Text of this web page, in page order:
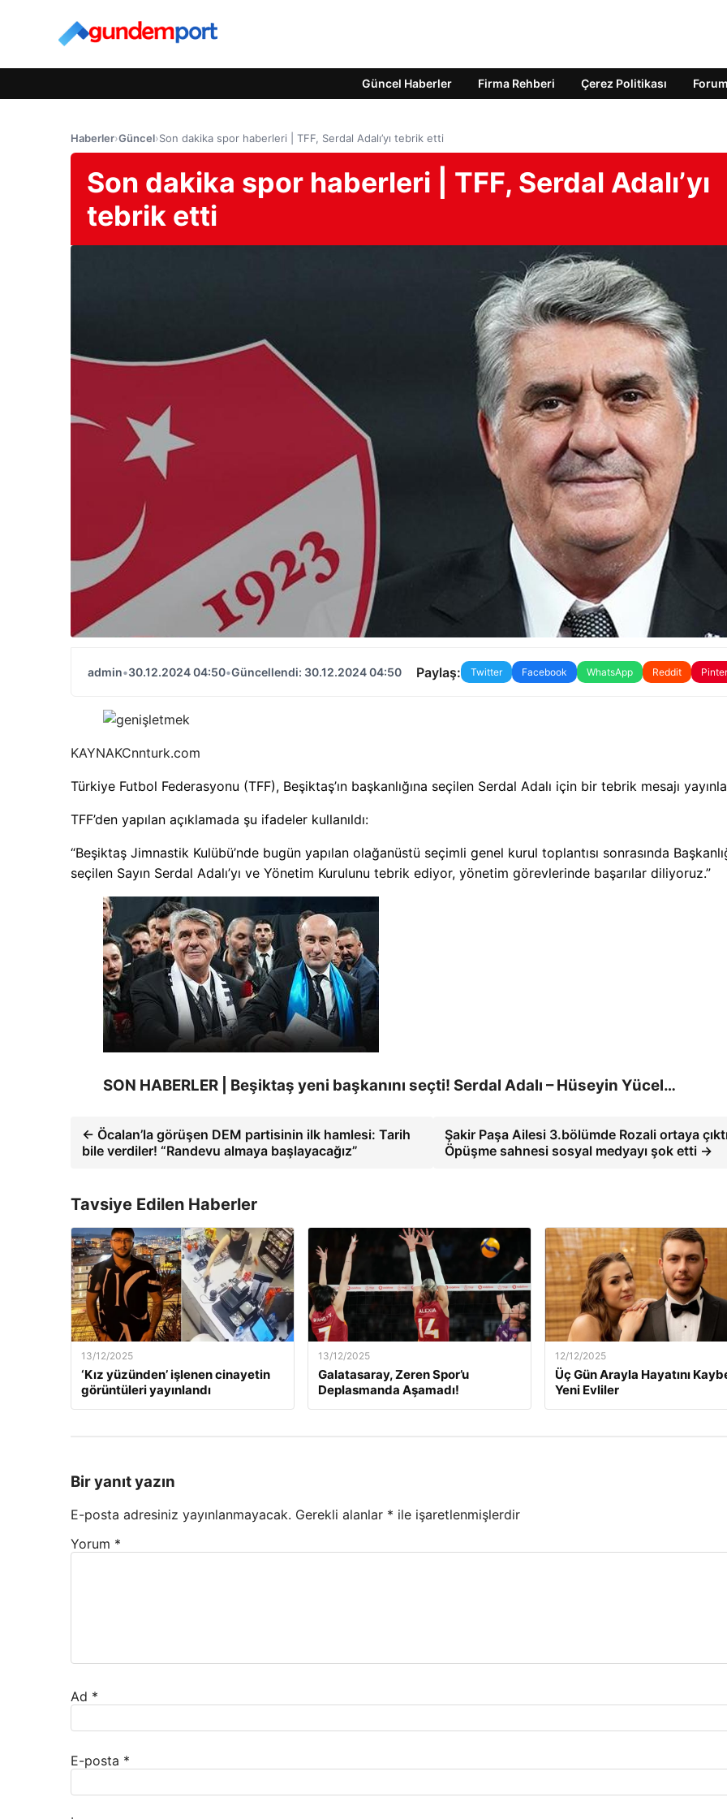
Güncel Haberler Firma Rehberi Çerez Politikası Forum
Haberler›Güncel›Son dakika spor haberleri | TFF, Serdal Adalı’yı tebrik etti
Son dakika spor haberleri | TFF, Serdal Adalı’yı
tebrik etti
admin•30.12.2024 04:50•Güncellendi: 30.12.2024 04:50 Paylaş: Twitter Facebook WhatsApp Reddit
KAYNAKCnnturk.com
Türkiye Futbol Federasyonu (TFF), Beşiktaş’ın başkanlığına seçilen Serdal Adalı için bir tebrik mesajı
TFF’den yapılan açıklamada şu ifadeler kullanıldı:
“Beşiktaş Jimnastik Kulübü’nde bugün yapılan olağanüstü seçimli genel kurul toplantısı sonrasında
seçilen Sayın Serdal Adalı’yı ve Yönetim Kurulunu tebrik ediyor, yönetim görevlerinde başarılar diliyoruz.”
SON HABERLER | Beşiktaş yeni başkanını seçti! Serdal Adalı – Hüseyin Yücel…
← Öcalan’la görüşen DEM partisinin ilk hamlesi: Tarih
bile verdiler! “Randevu almaya başlayacağız”
Şakir Paşa Ailesi 3.bölümde Rozali ortaya
Öpüşme sahnesi sosyal medyayı şok etti →
Tavsiye Edilen Haberler
13/12/2025
‘Kız yüzünden’ işlenen cinayetin
görüntüleri yayınlandı
13/12/2025
Galatasaray, Zeren Spor’u
Deplasmanda Aşamadı!
12/12/2025
Üç Gün Arayla Hayatını
Yeni Evliler
Bir yanıt yazın
E-posta adresiniz yayınlanmayacak. Gerekli alanlar * ile işaretlenmişlerdir
Yorum *
Ad *
E-posta *